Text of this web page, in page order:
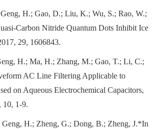
H.; Gao, D.; Liu, K.; Wu, S.; Rao, W.;
Nitride Quantum Dots Inhibit Ice
29, 1606843.
H.; Ma, H.; Zhang, M.; Gao, T.; Li, C.;
AC Line Filtering Applicable to
on Aqueous Electrochemical Capacitors,
10, 1-9.
H.; Zheng, G.; Dong, B.; Zheng, J.*In